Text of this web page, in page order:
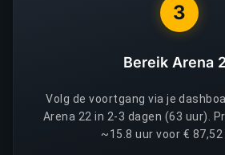
3
Bereik Arena
Volg de voortgang via je
Arena 22 in 2-3 dagen (63 uur).
~15.8 uur voor € 87,52